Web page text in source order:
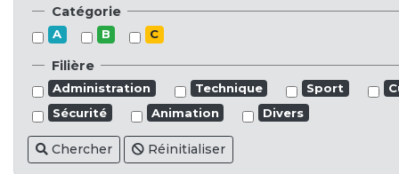
Catégorie
A B C
Filière
Administration Technique Sport
Sécurité
Animation Divers
Chercher Réinitialiser